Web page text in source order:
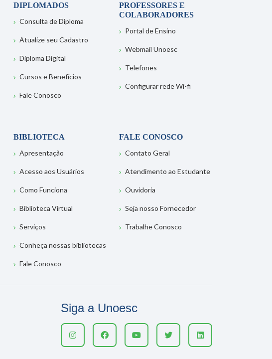
DIPLOMADOS
Consulta de Diploma
Atualize seu Cadastro
Diploma Digital
Cursos e Benefícios
Fale Conosco
PROFESSORES E
COLABORADORES
Portal de Ensino
Webmail Unoesc
Telefones
Configurar rede Wi-fi
BIBLIOTECA
Apresentação
Acesso aos Usuários
Como Funciona
Biblioteca Virtual
Serviços
Conheça nossas bibliotecas
Fale Conosco
FALE CONOSCO
Contato Geral
Atendimento ao Estudante
Ouvidoria
Seja nosso Fornecedor
Trabalhe Conosco
Siga a Unoesc